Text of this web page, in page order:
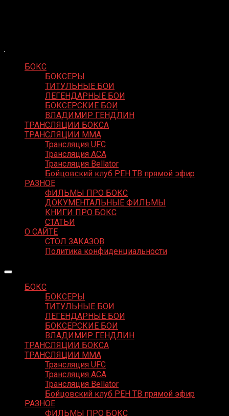
БОКС
БОКСЕРЫ
ТИТУЛЬНЫЕ БОИ
ЛЕГЕНДАРНЫЕ БОИ
БОКСЕРСКИЕ БОИ
ВЛАДИМИР ГЕНДЛИН
ТРАНСЛЯЦИИ БОКСА
ТРАНСЛЯЦИИ MMA
Трансляция UFC
Трансляция ACA
Трансляция Bellator
Бойцовский клуб РЕН ТВ прямой эфир
РАЗНОЕ
ФИЛЬМЫ ПРО БОКС
ДОКУМЕНТАЛЬНЫЕ ФИЛЬМЫ
КНИГИ ПРО БОКС
СТАТЬИ
О САЙТЕ
СТОЛ ЗАКАЗОВ
Политика конфиденциальности
БОКС
БОКСЕРЫ
ТИТУЛЬНЫЕ БОИ
ЛЕГЕНДАРНЫЕ БОИ
БОКСЕРСКИЕ БОИ
ВЛАДИМИР ГЕНДЛИН
ТРАНСЛЯЦИИ БОКСА
ТРАНСЛЯЦИИ MMA
Трансляция UFC
Трансляция ACA
Трансляция Bellator
Бойцовский клуб РЕН ТВ прямой эфир
РАЗНОЕ
ФИЛЬМЫ ПРО БОКС